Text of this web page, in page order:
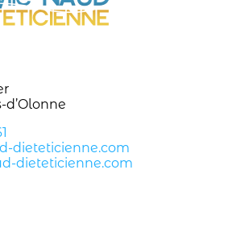
d’Olonne
dieteticienne.com
dieteticienne.com